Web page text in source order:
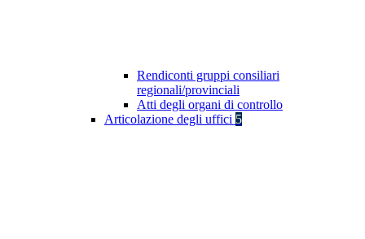
Rendiconti gruppi consiliari
regionali/provinciali
Atti degli organi di controllo
Articolazione degli uffici 5